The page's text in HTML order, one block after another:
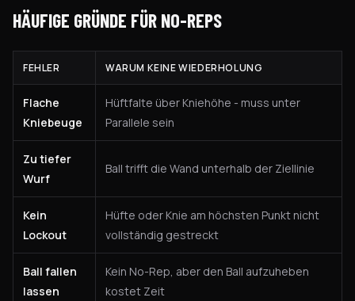
HÄUFIGE GRÜNDE FÜR NO-REPS
FEHLER WARUM KEINE WIEDERHOLUNG
Flache
Kniebeuge
Hüftfalte über Kniehöhe - muss unter
Parallele sein
Zu tiefer
Wurf
Ball trifft die Wand unterhalb der Ziellinie
Kein
Lockout
Hüfte oder Knie am höchsten Punkt nicht
vollständig gestreckt
Ball fallen
lassen
Kein No-Rep, aber den Ball aufzuheben
kostet Zeit